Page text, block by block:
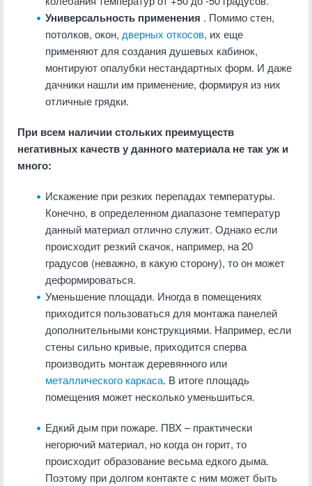
Универсальность применения . Помимо стен,
потолков, окон, дверных откосов, их еще
применяют для создания душевых кабинок,
монтируют опалубки нестандартных форм. И даже
дачники нашли им применение, формируя из них
отличные грядки.
При всем наличии стольких преимуществ
негативных качеств у данного материала не так уж и
много:
Искажение при резких перепадах температуры.
Конечно, в определенном диапазоне температур
данный материал отлично служит. Однако если
происходит резкий скачок, например, на 20
градусов (неважно, в какую сторону), то он может
деформироваться.
Уменьшение площади. Иногда в помещениях
приходится пользоваться для монтажа панелей
дополнительными конструкциями. Например, если
стены сильно кривые, приходится сперва
производить монтаж деревянного или
металлического каркаса. В итоге площадь
помещения может несколько уменьшиться.
Едкий дым при пожаре. ПВХ – практически
негорючий материал, но когда он горит, то
происходит образование весьма едкого дыма.
Поэтому при долгом контакте с ним может быть